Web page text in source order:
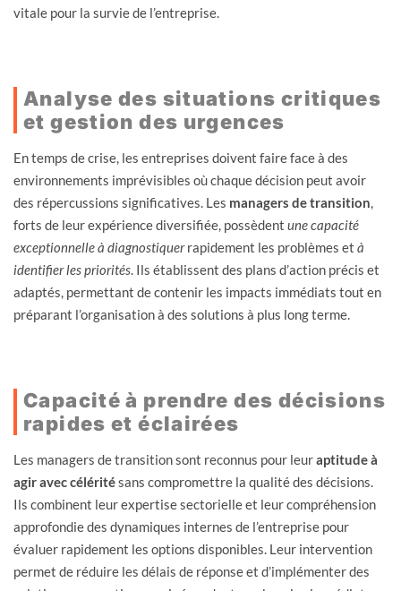
vitale pour la survie de l’entreprise.
Analyse des situations critiques
et gestion des urgences
En temps de crise, les entreprises doivent faire face à des
environnements imprévisibles où chaque décision peut avoir
des répercussions significatives. Les managers de transition,
forts de leur expérience diversifiée, possèdent une capacité
exceptionnelle à diagnostiquerrapidement les problèmes et à
identifier les priorités. Ils établissent des plans d’action précis et
adaptés, permettant de contenir les impacts immédiats tout en
préparant l’organisation à des solutions à plus long terme.
Capacité à prendre des décisions
rapides et éclairées
Les managers de transition sont reconnus pour leuraptitude à
agir avec céléritésans compromettre la qualité des décisions.
Ils combinent leur expertise sectorielle et leur compréhension
approfondie des dynamiques internes de l’entreprise pour
évaluer rapidement les options disponibles. Leur intervention
permet de réduire les délais de réponse et d’implémenter des